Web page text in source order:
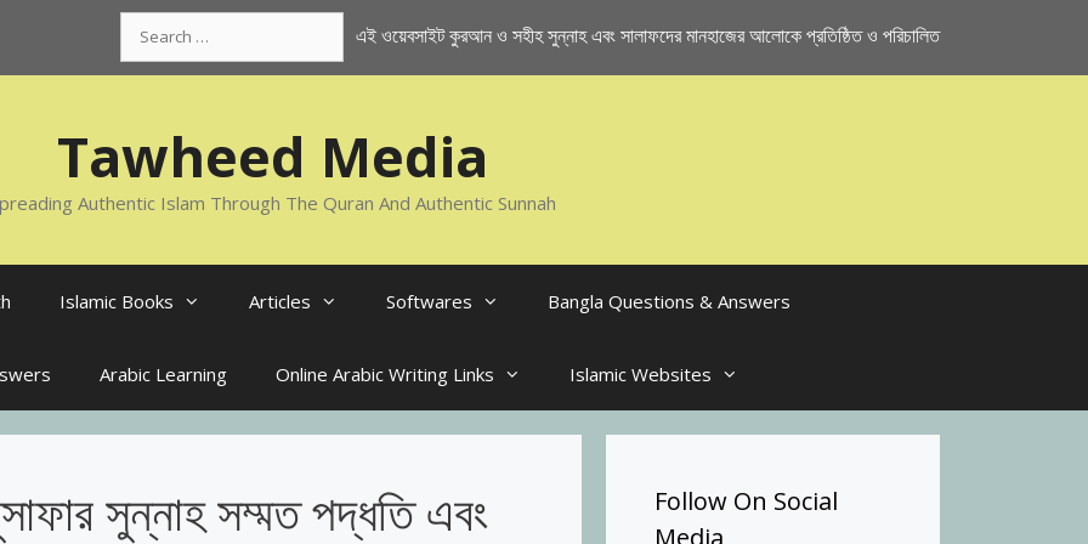
for:
এই ওয়েবসাইট কুরআন ও সহীহ সুন্নাহ এবং সালাফদের মানহাজের আলোকে প্রতিষ্ঠিত ও পরিচালিত
Tawheed Media
Authentic Islam Through The Quran And Authentic Sunnah
Islamic Books Articles Softwares Bangla Questions & Answers
Arabic Learning Online Arabic Writing Links Islamic Websites
সুন্নাহ সম্মত পদ্ধতি এবং
Follow On Social
Media